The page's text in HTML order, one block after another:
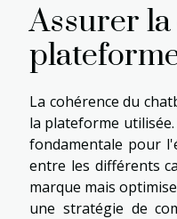
Assurer
La cohérence du
la plateforme
fondamentale pour
entre les différents
marque mais
une stratégie de